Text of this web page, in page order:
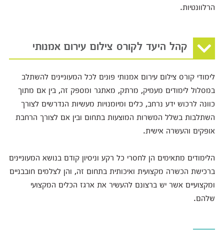
הרלוונטיות.
קהל היעד לקורס צילום עירום אמנותי
לימודי קורס צילום עירום אמנותי פונים לכל המעוניינים להשתלב
במסלול לימודים מעמיק, מרתק, מאתגר ומספק זה, בין אם מתוך
כוונה לרכוש ידע נרחב, כלים ומיומנויות מעשיות הנדרשים לצורך
השתלבות בשלל המשרות המוצעות בתחום ובין אם לצורך הרחבת
אופקים והעשרה אישית.
הלימודים מתאימים הן לחסרי כל רקע וניסיון קודם בנושא המעוניינים
ברכישת הכשרה מקצועית ואיכותית בתחום זה, והן לצלמים חובבניים
ומקצועיים אשר יש ברצונם להעשיר את ארגז הכלים המקצועי
שלהם.